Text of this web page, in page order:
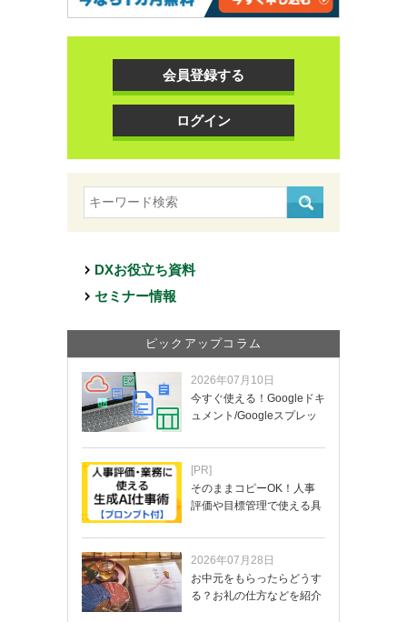
会員登録する
ログイン
DXお役立ち資料
セミナー情報
ピックアップコラム
2026年07月10日
今すぐ使える！Googleドキ
ュメント/Googleスプレッ
[PR]
そのままコピーOK！人事
評価や目標管理で使える具
2026年07月28日
お中元をもらったらどうす
る？お礼の仕方などを紹介